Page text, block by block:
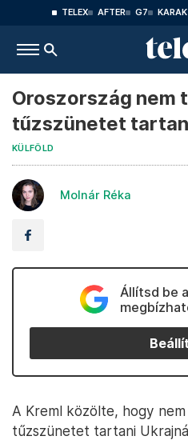
TELEX AFTER G7
Oroszország nem
tűzszünetet
KÜLFÖLD
Molnár Réka
Állítsd be
A Kreml közölte, hogy
tűzszünetet tartani